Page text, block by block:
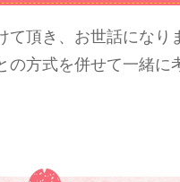
頂き、お世話になり
方式を併せて一緒に